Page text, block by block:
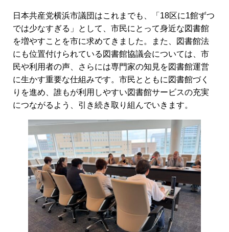
日本共産党横浜市議団はこれまでも、「18区に1館ずつ
では少なすぎる」として、市民にとって身近な図書館
を増やすことを市に求めてきました。また、図書館法
にも位置付けられている図書館協議会については、市
民や利用者の声、さらには専門家の知見を図書館運営
に生かす重要な仕組みです。市民とともに図書館づく
りを進め、誰もが利用しやすい図書館サービスの充実
につながるよう、引き続き取り組んでいきます。